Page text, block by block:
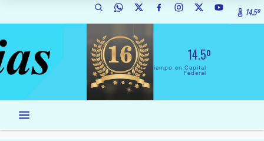
14.5º
14.5º
El Tiempo en Capital
Federal